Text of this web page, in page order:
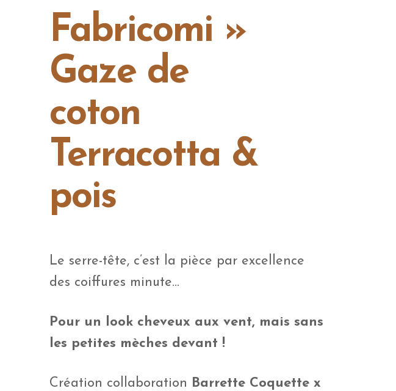
Fabricomi »
Gaze de
coton
Terracotta &
pois
Le serre-tête, c’est la pièce par excellence
des coiffures minute…
Pour un look cheveux aux vent, mais sans
les petites mèches devant !
Création collaboration Barrette Coquette x